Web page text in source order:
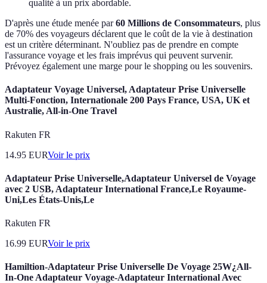
qualité à un prix abordable.
D'après une étude menée par60 Millions de Consommateurs, plus
de 70% des voyageurs déclarent que le coût de la vie à destination
est un critère déterminant. N'oubliez pas de prendre en compte
l'assurance voyage et les frais imprévus qui peuvent survenir.
Prévoyez également une marge pour le shopping ou les souvenirs.
Adaptateur Voyage Universel, Adaptateur Prise Universelle
Multi-Fonction, Internationale 200 Pays France, USA, UK et
Australie, All-in-One Travel
Rakuten FR
14.95 EURVoir le prix
Adaptateur Prise Universelle,Adaptateur Universel de Voyage
avec 2 USB, Adaptateur International France,Le Royaume-
Uni,Les États-Unis,Le
Rakuten FR
16.99 EURVoir le prix
Hamiltion-Adaptateur Prise Universelle De Voyage 25W¿All-
In-One Adaptateur Voyage-Adaptateur International Avec